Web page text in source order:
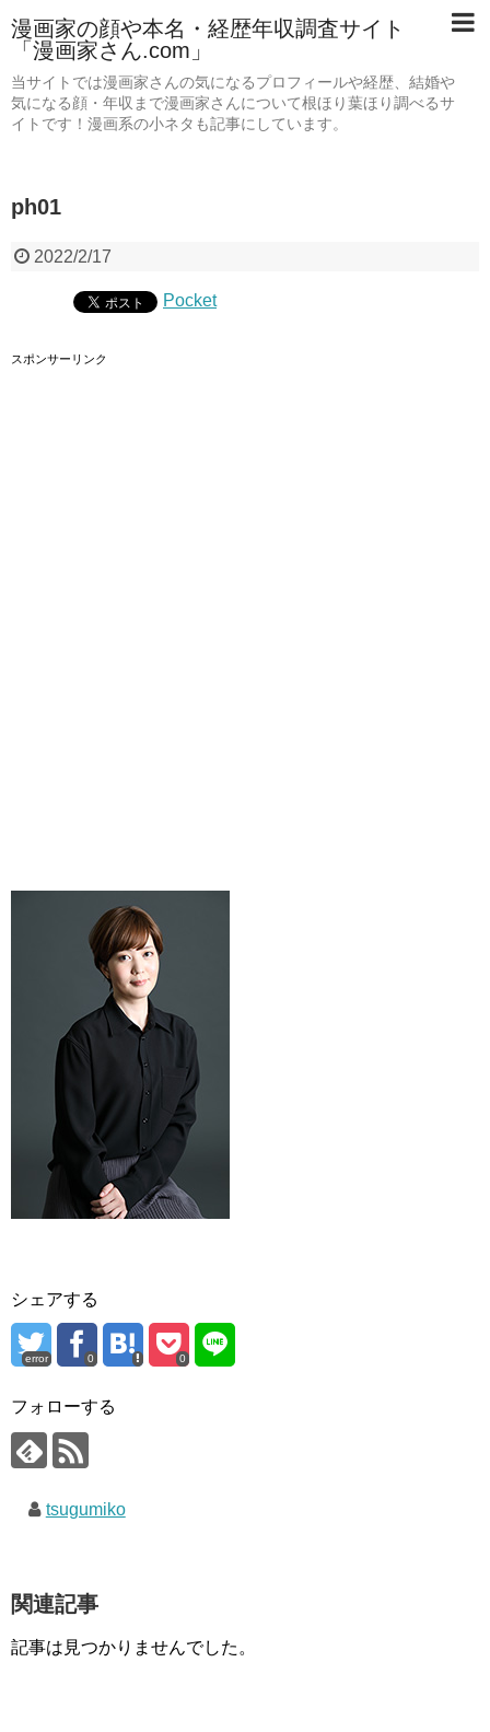
漫画家の顔や本名・経歴年収調査サイト
「漫画家さん.com」
当サイトでは漫画家さんの気になるプロフィールや経歴、結婚や
気になる顔・年収まで漫画家さんについて根ほり葉ほり調べるサ
イトです！漫画系の小ネタも記事にしています。
ph01
2022/2/17
Pocket
スポンサーリンク
シェアする
error 0 0
フォローする
tsugumiko
関連記事
記事は見つかりませんでした。